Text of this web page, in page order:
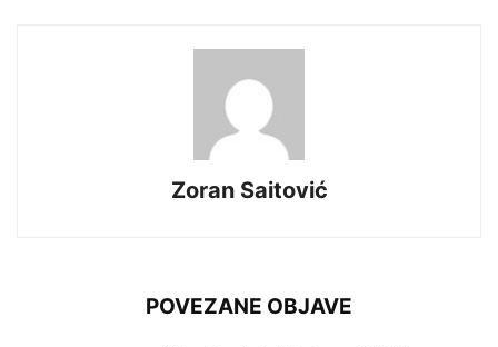
Zoran Saitović
POVEZANE OBJAVE